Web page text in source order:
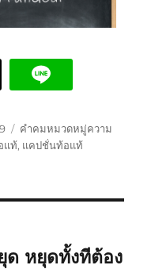
คำคมหมวดหมู่ความ
แท้, แคปชั่นท้อแท้
หยุดทั้งทีต้อง